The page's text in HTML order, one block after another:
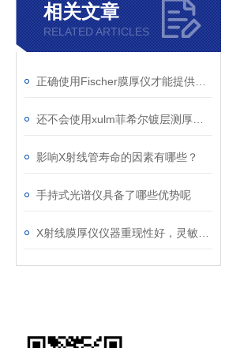
相关文章
RELATED ARTICLES
影响X射线管寿命的因素有哪些？
手持式光谱仪具备了哪些优势呢